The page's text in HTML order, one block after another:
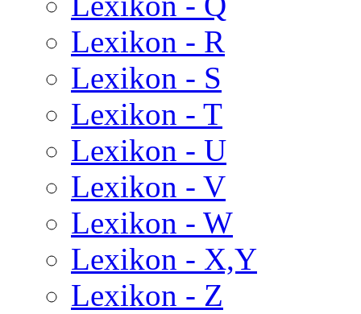
Lexikon - R
Lexikon - S
Lexikon - T
Lexikon - U
Lexikon - V
Lexikon - W
Lexikon - X,Y
Lexikon - Z